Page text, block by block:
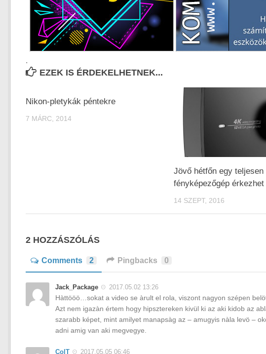
.
EZEK IS ÉRDEKELHETNEK...
Nikon-pletykák péntekre
7 MÁRC, 2014
Jövő hétfőn egy teljesen
fényképezőgép érkezhet
14 SZEPT, 2016
2 HOZZÁSZÓLÁS
Comments 2 Pingbacks 0
Jack_Package 2017.05.02 13:26
Hàttööö…sokat a video se àrult el rola, viszont nagyon szépen
Azt nem igazàn értem hogy hipsztereken kivül ki az aki kidob az
szarabb képet, mint amilyet manapsàg az – amugyis nàla levö –
adni amig van aki megvegye.
ColT 2017.05.05 06:46